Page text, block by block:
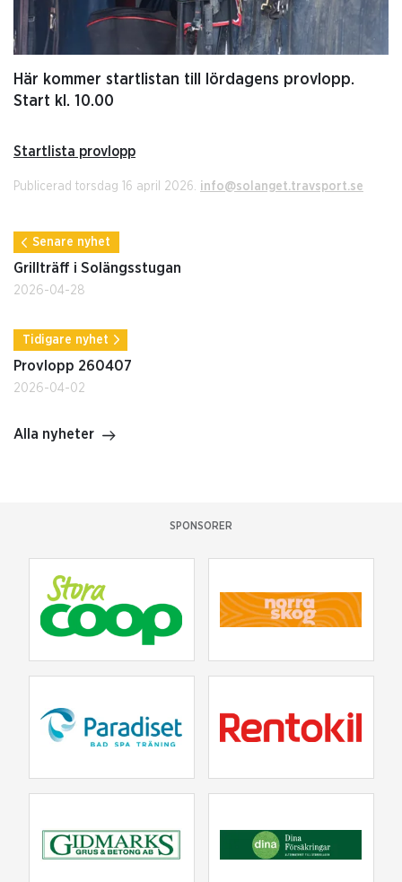
Här kommer startlistan till lördagens provlopp.
Start kl. 10.00
Startlista provlopp
Publicerad torsdag 16 april 2026. info@solanget.travsport.se
Senare nyhet
Grillträff i Solängsstugan
2026-04-28
Tidigare nyhet
Provlopp 260407
2026-04-02
Alla nyheter
SPONSORER